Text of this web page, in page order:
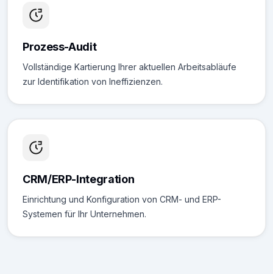
Prozess-Audit
Vollständige Kartierung Ihrer aktuellen Arbeitsabläufe
zur Identifikation von Ineffizienzen.
CRM/ERP-Integration
Einrichtung und Konfiguration von CRM- und ERP-
Systemen für Ihr Unternehmen.